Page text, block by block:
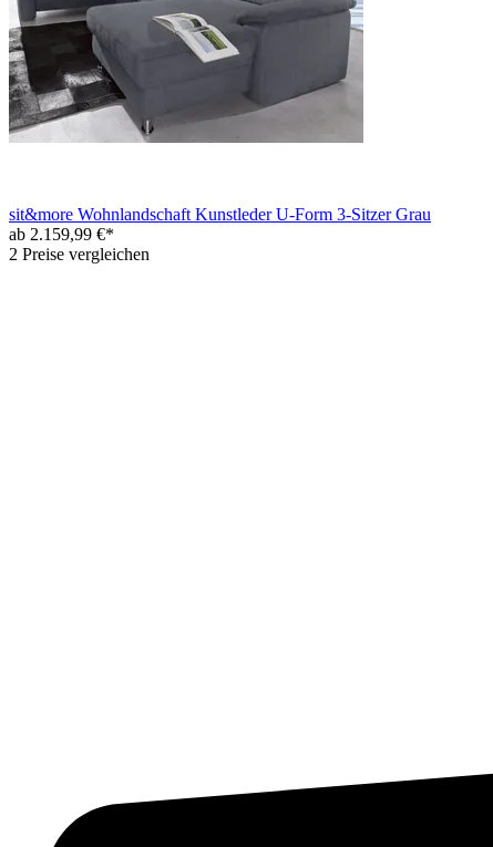
sit&more Wohnlandschaft Kunstleder U-Form 3-Sitzer Grau
ab 2.159,99 €*
2 Preise vergleichen